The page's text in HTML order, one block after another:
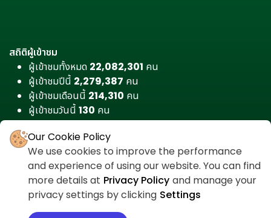
สถิติผู้เข้าชม
ผู้เข้าชมทั้งหมด 22,082,301 คน
ผู้เข้าชมปีนี้ 2,279,387 คน
ผู้เข้าชมเดือนนี้ 214,310 คน
ผู้เข้าชมวันนี้ 130 คน
Our Cookie Policy
We use cookies to improve the performance
and experience of using our website. You can find
more details at Privacy Policy and manage your
privacy settings by clicking Settings